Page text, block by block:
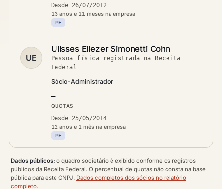
Desde 26/07/2012
13 anos e 11 meses na empresa
PF
UE
Ulisses Eliezer Simonetti Cohn
Pessoa física registrada na Receita
Federal
Sócio-Administrador
—
QUOTAS
Desde 25/05/2014
12 anos e 1 mês na empresa
PF
Dados públicos: o quadro societário é exibido conforme os registros
públicos da Receita Federal. O percentual de quotas não consta na base
pública para este CNPJ. Dados completos dos sócios no relatório
completo.